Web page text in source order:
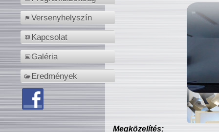
Versenyhelyszín
Kapcsolat
Galéria
Eredmények
Megközelítés: